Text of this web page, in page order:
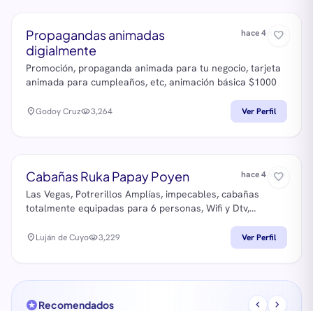
Electrotecnia Quimica General e Inorganica IA, IB, II
Solicitar informacion a 15 2252 8710
https://aprobar.center/
favorite_border
Propagandas animadas
digialmente
hace 4 años
Promoción, propaganda animada para tu negocio, tarjeta
animada para cumpleaños, etc, animación básica $1000
location_onGodoy Cruzvisibility3,264 Ver Perfil
favorite_border
Cabañas Ruka Papay Poyen hace 4 años
Las Vegas, Potrerillos Amplías, impecables, cabañas
totalmente equipadas para 6 personas, Wifi y Dtv,
aceptan mascotas
location_onLuján de Cuyovisibility3,229 Ver Perfil
starsRecomendados chevron_left chevron_right